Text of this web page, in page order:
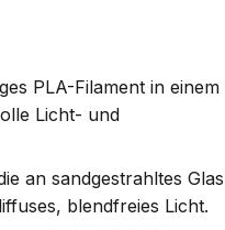
PLA-Filament in einem
Licht- und
an sandgestrahltes Glas
blendfreies Licht.